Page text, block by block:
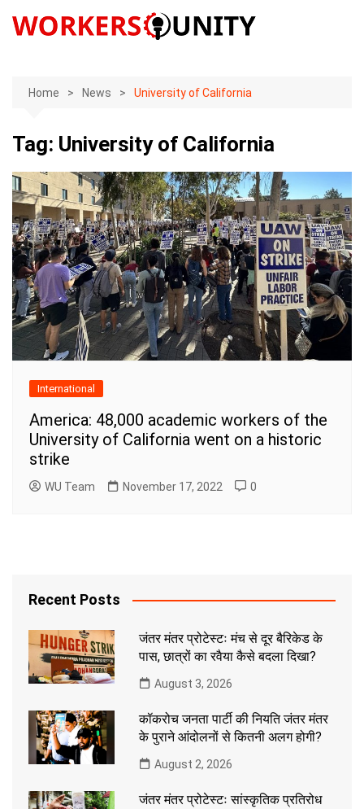
Home News University of California
Tag: University of California
International
America: 48,000 academic workers of the
University of California went on a historic
strike
WU Team November 17, 2022 0
Recent Posts
जंतर मंतर प्रोटेस्टः मंच से दूर बैरिकेड के
पास, छात्रों का रवैया कैसे बदला दिखा?
August 3, 2026
कॉकरोच जनता पार्टी की नियति जंतर मंतर
के पुराने आंदोलनों से कितनी अलग होगी?
August 2, 2026
जंतर मंतर प्रोटेस्टः सांस्कृतिक प्रतिरोध